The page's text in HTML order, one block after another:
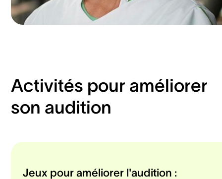
Activités pour améliorer
son audition
Jeux pour améliorer l'audition :